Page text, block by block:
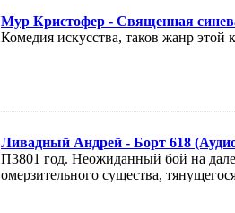
Мур Кристофер - Священная
Комедия искусства, таков жанр этой
Ливадный Андрей - Борт 618
П3801 год. Неожиданный бой на
омерзительного существа,